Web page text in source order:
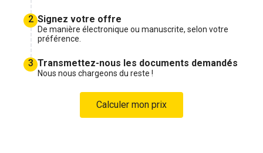
2 Signez votre offre
De manière électronique ou manuscrite, selon votre
préférence.
3 Transmettez-nous les documents demandés
Nous nous chargeons du reste !
Calculer mon prix